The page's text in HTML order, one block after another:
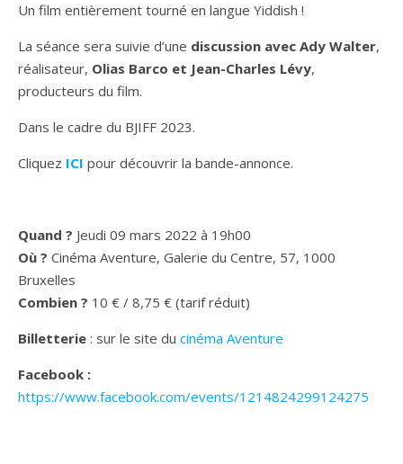
Un film entièrement tourné en langue Yiddish !
La séance sera suivie d’une discussion avec Ady Walter,
réalisateur, Olias Barco et Jean-Charles Lévy,
producteurs du film.
Dans le cadre du BJIFF 2023.
Cliquez ICI pour découvrir la bande-annonce.
Quand ? Jeudi 09 mars 2022 à 19h00
Où ? Cinéma Aventure, Galerie du Centre, 57, 1000
Bruxelles
Combien ? 10 € / 8,75 € (tarif réduit)
Billetterie : sur le site du cinéma Aventure
Facebook :
https://www.facebook.com/events/1214824299124275